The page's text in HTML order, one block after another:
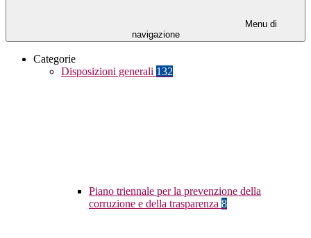
Menu di
navigazione
Categorie
Disposizioni generali 132
Piano triennale per la prevenzione della
corruzione e della trasparenza 8